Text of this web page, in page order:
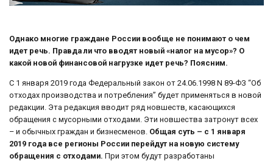
Однако многие граждане России вообще не понимают о чем
идет речь. Правда ли что вводят новый «налог на мусор»? О
какой новой финансовой нагрузке идет речь? Поясним.
С 1 января 2019 года Федеральный закон от 24.06.1998 N 89-ФЗ “Об
отходах производства и потребления” будет применяться в новой
редакции. Эта редакция вводит ряд новшеств, касающихся
обращения с мусорными отходами. Эти новшества затронут всех
– и обычных граждан и бизнесменов. Общая суть – с 1 января
2019 года все регионы России перейдут на новую систему
обращения с отходами. При этом будут разработаны